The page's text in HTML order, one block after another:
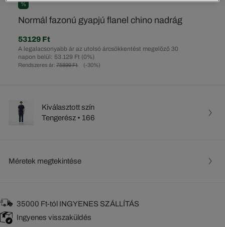
%
Normál fazonú gyapjú flanel chino nadrág
Rendszeres ár: 75899 Ft (-30%)
A legalacsonyabb ár az utolsó árcsökkentést megelőző 30
napon belül: 53.129 Ft (0%)
53129 Ft
Kiválasztott szín
Tengerész • 166
Méretek megtekintése
35000 Ft-tól INGYENES SZÁLLÍTÁS
Ingyenes visszaküldés